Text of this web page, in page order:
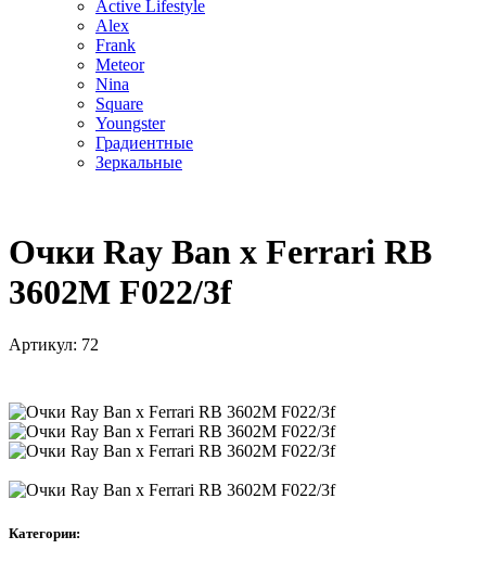
Active Lifestyle
Alex
Frank
Meteor
Nina
Square
Youngster
Градиентные
Зеркальные
Очки Ray Ban x Ferrari RB
3602M F022/3f
Артикул: 72
Категории: